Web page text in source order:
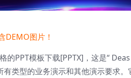
DEMO图片！
的PPT模板下载[PPTX]，这是“
类型的业务演示和其他演示要求